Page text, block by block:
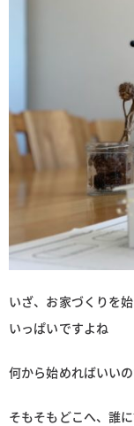
いざ、お家づくりを
いっぱいですよね
何から始めればいい
そもそもどこへ、誰